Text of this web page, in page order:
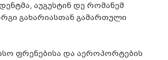
აუგუსტინ დე რომანემ
გახარიასთან გამართული
ფრენებისა და აეროპორტების